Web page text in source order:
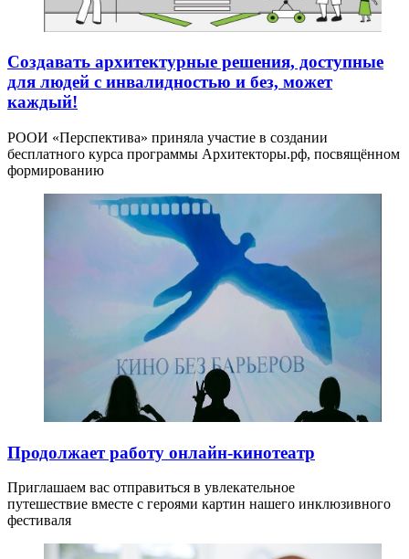
Создавать архитектурные решения, доступные
для людей с инвалидностью и без, может
каждый!
РООИ «Перспектива» приняла участие в создании
бесплатного курса программы Архитекторы.рф, посвящённом
формированию
Продолжает работу онлайн-кинотеатр
Приглашаем вас отправиться в увлекательное
путешествие вместе с героями картин нашего инклюзивного
фестиваля